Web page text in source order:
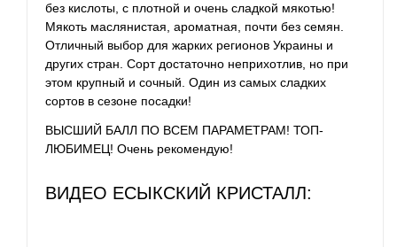
без кислоты, с плотной и очень сладкой мякотью!
Мякоть маслянистая, ароматная, почти без семян.
Отличный выбор для жарких регионов Украины и
других стран. Сорт достаточно неприхотлив, но при
этом крупный и сочный. Один из самых сладких
сортов в сезоне посадки!
ВЫСШИЙ БАЛЛ ПО ВСЕМ ПАРАМЕТРАМ! ТОП-
ЛЮБИМЕЦ! Очень рекомендую!
ВИДЕО ЕСЫКСКИЙ КРИСТАЛЛ: